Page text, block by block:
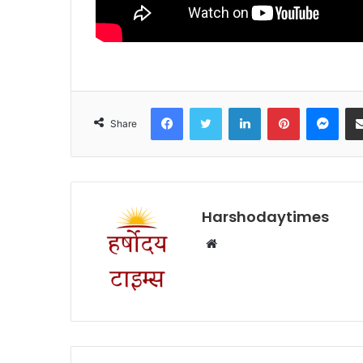
Share
FacebookTwitter LinkedInPinterest
Harshodaytimes
Website